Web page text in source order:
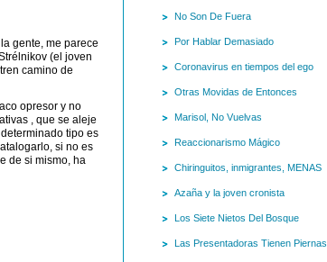
gente, me parece
(el joven
camino de
opresor y no
, que se aleje
tipo es
si no es
de si mismo, ha
No Son De Fuera
Por Hablar Demasiado
Coronavirus en tiempos del ego
Otras Movidas de Entonces
Marisol, No Vuelvas
Reaccionarismo Mágico
Chiringuitos, inmigrantes, MENAS
Azaña y la joven cronista
Los Siete Nietos Del Bosque
Las Presentadoras Tienen Piernas